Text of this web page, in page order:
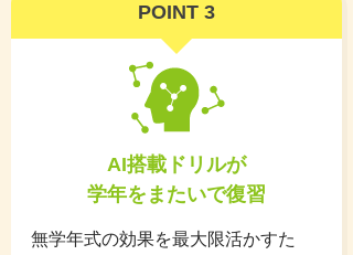
POINT 3
AI搭載ドリルが
学年をまたいで復習
無学年式の効果を最大限活かすた